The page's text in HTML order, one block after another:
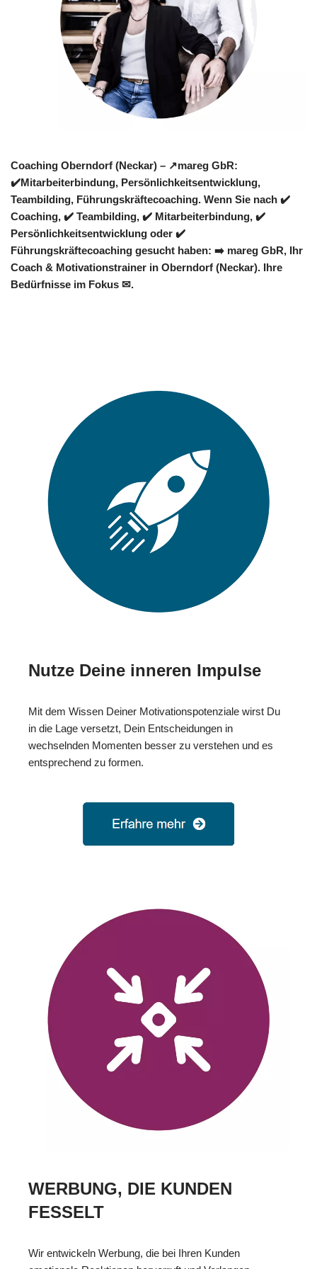
Coaching Oberndorf (Neckar) – ↗️mareg GbR:
✔️Mitarbeiterbindung, Persönlichkeitsentwicklung,
Teambilding, Führungskräftecoaching. Wenn Sie nach ✔️
Coaching, ✔️ Teambilding, ✔️ Mitarbeiterbindung, ✔️
Persönlichkeitsentwicklung oder ✔️
Führungskräftecoaching gesucht haben: ➡️ mareg GbR, Ihr
Coach & Motivationstrainer in Oberndorf (Neckar). Ihre
Bedürfnisse im Fokus ✉.
Nutze Deine inneren Impulse
Mit dem Wissen Deiner Motivationspotenziale wirst Du
in die Lage versetzt, Dein Entscheidungen in
wechselnden Momenten besser zu verstehen und es
entsprechend zu formen.
WERBUNG, DIE KUNDEN
FESSELT
Wir entwickeln Werbung, die bei Ihren Kunden